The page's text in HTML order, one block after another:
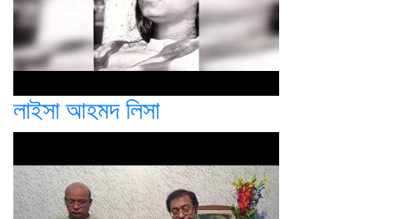
লাইসা আহমদ লিসা